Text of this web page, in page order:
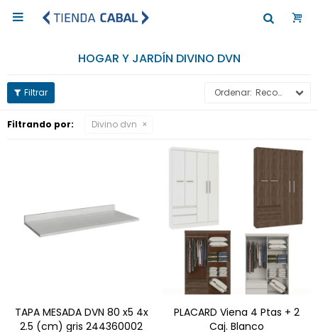

HOGAR Y JARDÍN DIVINO DVN
Recomendados
Filtrando por: Divino dvn
TAPA MESADA DVN 80 x5 4x
2.5 (cm) gris 244360002
PLACARD Viena 4 Ptas + 2
Caj. Blanco